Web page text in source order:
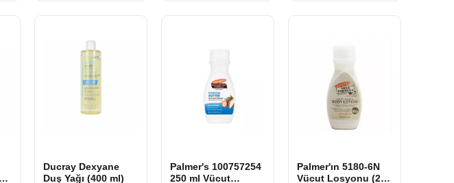
Ducray Dexyane
Duş Yağı (400 ml)
Palmer's 100757254
250 ml Vücut
Palmer'ın 5180-6N
Vücut Losyonu (250